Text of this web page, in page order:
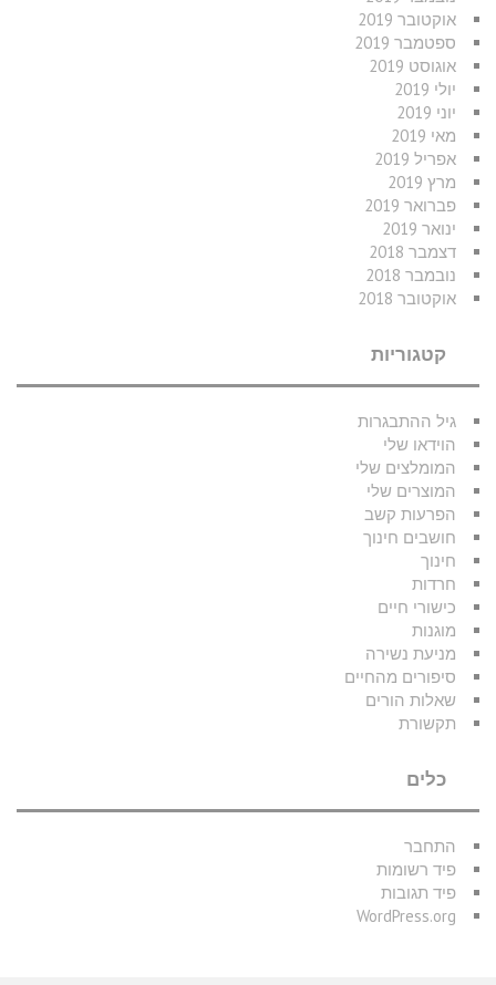
אוקטובר 2019
ספטמבר 2019
אוגוסט 2019
יולי 2019
יוני 2019
מאי 2019
אפריל 2019
מרץ 2019
פברואר 2019
ינואר 2019
דצמבר 2018
נובמבר 2018
אוקטובר 2018
קטגוריות
גיל ההתבגרות
הוידאו שלי
המומלצים שלי
המוצרים שלי
הפרעות קשב
חושבים חינוך
חינוך
חרדות
כישורי חיים
מוגנות
מניעת נשירה
סיפורים מהחיים
שאלות הורים
תקשורת
כלים
התחבר
פיד רשומות
פיד תגובות
WordPress.org